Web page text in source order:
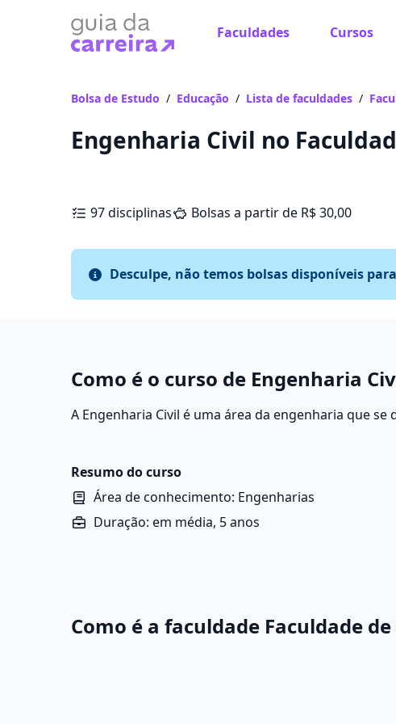
Faculdades Cursos
Bolsa de Estudo / Educação / Lista de faculdades /
Engenharia Civil no
97 disciplinas Bolsas a partir de R$ 30,00
Desculpe, não temos bolsas disponíveis
Como é o curso de Engenharia
A Engenharia Civil é uma área da engenharia que
barragens, portos e sistemas de saneamento.
Resumo do curso
Área de conhecimento: Engenharias
Duração: em média, 5 anos
Como é a faculdade Faculdade